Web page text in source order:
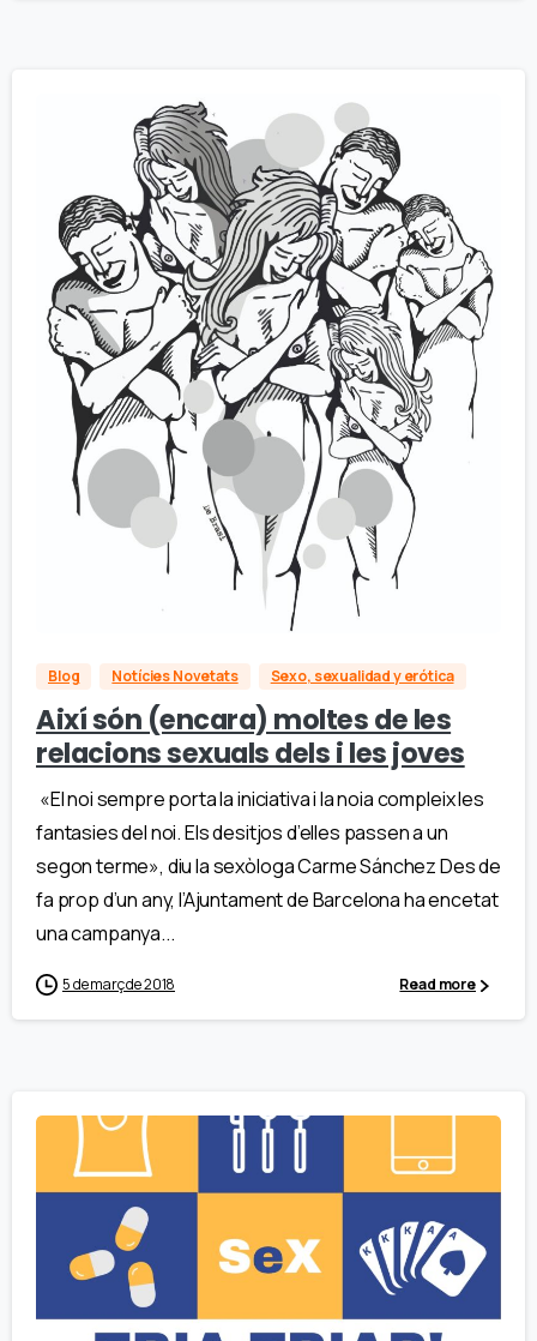
Blog Notícies Novetats Sexo, sexualidad y erótica
Així són (encara) moltes de les
relacions sexuals dels i les joves
«El noi sempre porta la iniciativa i la noia compleix les
fantasies del noi. Els desitjos d’elles passen a un
segon terme», diu la sexòloga Carme Sánchez Des de
fa prop d’un any, l’Ajuntament de Barcelona ha encetat
una campanya...
5 de març de 2018 Read more